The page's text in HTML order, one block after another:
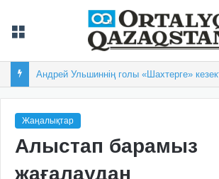
Жаңалықтар
Алыстап барамыз
жағалаудан